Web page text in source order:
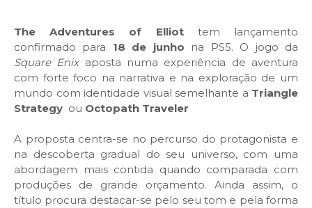
The Adventures of Elliottem lançamento
confirmado para 18 de junho na PS5. O jogo da
Square Enixaposta numa experiência de aventura
com forte foco na narrativa e na exploração de um
mundo com identidade visual semelhante a Triangle
Strategy ou Octopath Traveler
A proposta centra-se no percurso do protagonista e
na descoberta gradual do seu universo, com uma
abordagem mais contida quando comparada com
produções de grande orçamento. Ainda assim, o
título procura destacar-se pelo seu tom e pela forma